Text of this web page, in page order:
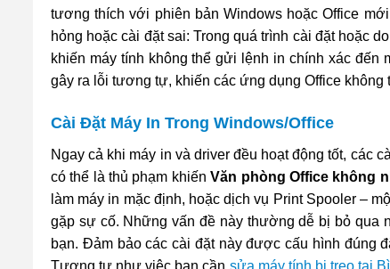
tương thích với phiên bản Windows hoặc Office
hỏng hoặc cài đặt sai: Trong quá trình cài đặt hoặc
khiến máy tính không thể gửi lệnh in chính xác đến
gây ra lỗi tương tự, khiến các ứng dụng Office
Cài Đặt Máy In Trong Windows/Office
Ngay cả khi máy in và driver đều hoạt động tốt, các
có thể là thủ phạm khiếnVăn phòng Office không
làm máy in mặc định, hoặc dịch vụ Print Spooler –
gặp sự cố. Những vấn đề này thường dễ bị bỏ qua
bạn. Đảm bảo các cài đặt này được cấu hình đúng
Tương tự như việc bạn cần sửa máy tính bị treo tại